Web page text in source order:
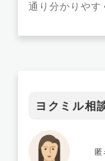
通り分かりやす
ヨクミル相
匿